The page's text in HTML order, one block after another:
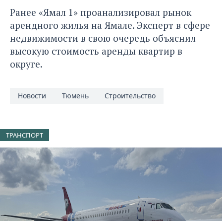
Ранее «Ямал 1» проанализировал рынок
арендного жилья на Ямале. Эксперт в сфере
недвижимости в свою очередь объяснил
высокую стоимость аренды квартир в
округе.
Новости Тюмень Строительство
ТРАНСПОРТ